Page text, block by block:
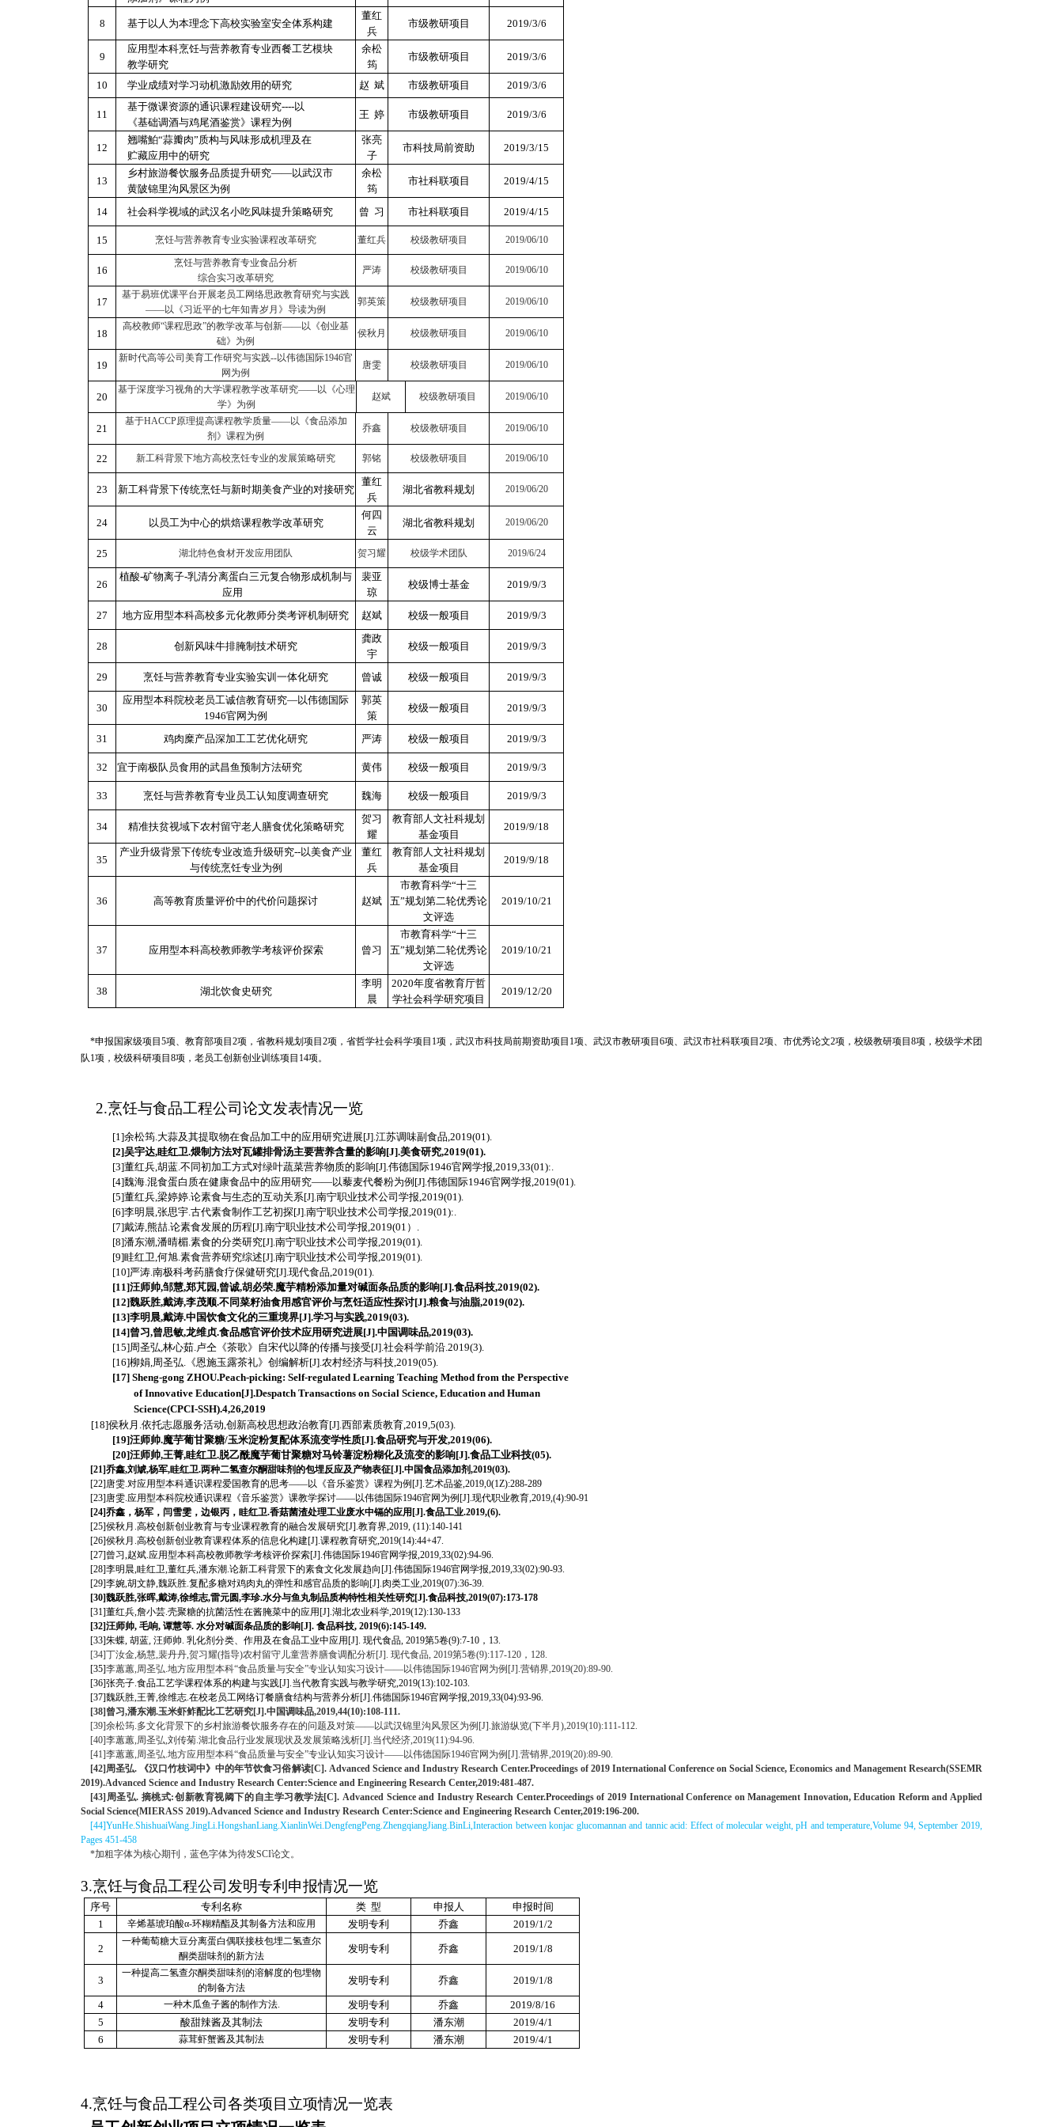
8 基于以人为本理念下高校实验室安全体系构建
董红
兵
市级教研项目 2019/3/6
9
应用型本科烹饪与营养教育专业西餐工艺模块
教学研究
余松
筠
市级教研项目 2019/3/6
10 学业成绩对学习动机激励效用的研究 赵 斌 市级教研项目 2019/3/6
11
基于微课资源的通识课程建设研究----以
《基础调酒与鸡尾酒鉴赏》课程为例
王 婷 市级教研项目 2019/3/6
12
翘嘴鮊“蒜瓣肉”质构与风味形成机理及在
贮藏应用中的研究
张亮
子
市科技局前资助 2019/3/15
13
乡村旅游餐饮服务品质提升研究——以武汉市
黄陂锦里沟风景区为例
余松
筠
市社科联项目 2019/4/15
14 社会科学视域的武汉名小吃风味提升策略研究 曾 习 市社科联项目 2019/4/15
15 烹饪与营养教育专业实验课程改革研究 董红兵 校级教研项目 2019/06/10
16
烹饪与营养教育专业食品分析
综合实习改革研究
严涛 校级教研项目 2019/06/10
17
基于易班优课平台开展老员工网络思政教育研究与实践
——以《习近平的七年知青岁月》导读为例
郭英策 校级教研项目 2019/06/10
18
高校教师“课程思政”的教学改革与创新——以《创业基
础》为例
侯秋月 校级教研项目 2019/06/10
19
新时代高等公司美育工作研究与实践--以伟德国际1946官
网为例
唐雯 校级教研项目 2019/06/10
20
基于深度学习视角的大学课程教学改革研究——以《心理
学》为例
赵斌 校级教研项目 2019/06/10
21
基于HACCP原理提高课程教学质量——以《食品添加
剂》课程为例
乔鑫 校级教研项目 2019/06/10
22 新工科背景下地方高校烹饪专业的发展策略研究 郭铭 校级教研项目 2019/06/10
23 新工科背景下传统烹饪与新时期美食产业的对接研究
董红
兵
湖北省教科规划 2019/06/20
24 以员工为中心的烘焙课程教学改革研究
何四
云
湖北省教科规划 2019/06/20
25 湖北特色食材开发应用团队 贺习耀 校级学术团队 2019/6/24
26
植酸-矿物离子-乳清分离蛋白三元复合物形成机制与
应用
裴亚
琼
校级博士基金 2019/9/3
27 地方应用型本科高校多元化教师分类考评机制研究 赵斌 校级一般项目 2019/9/3
28 创新风味牛排腌制技术研究
龚政
宇
校级一般项目 2019/9/3
29 烹饪与营养教育专业实验实训一体化研究 曾诚 校级一般项目 2019/9/3
30
应用型本科院校老员工诚信教育研究—以伟德国际
1946官网为例
郭英
策
校级一般项目 2019/9/3
31 鸡肉糜产品深加工工艺优化研究 严涛 校级一般项目 2019/9/3
32 宜于南极队员食用的武昌鱼预制方法研究 黄伟 校级一般项目 2019/9/3
33 烹饪与营养教育专业员工认知度调查研究 魏海 校级一般项目 2019/9/3
34 精准扶贫视域下农村留守老人膳食优化策略研究
贺习
耀
教育部人文社科规划
基金项目
2019/9/18
35
产业升级背景下传统专业改造升级研究--以美食产业
与传统烹饪专业为例
董红
兵
教育部人文社科规划
基金项目
2019/9/18
36 高等教育质量评价中的代价问题探讨 赵斌
市教育科学“十三
五”规划第二轮优秀论
文评选
2019/10/21
37 应用型本科高校教师教学考核评价探索 曾习
市教育科学“十三
五”规划第二轮优秀论
文评选
2019/10/21
38 湖北饮食史研究
李明
晨
2020年度省教育厅哲
学社会科学研究项目
2019/12/20
*申报国家级项目5项、 教育部项目 2项，省教科规划项目2项，省哲学社会科学项目1项， 武汉市科技局前期资助项目 1项、武汉市教研项目6项、武汉市社科联项目2项、 市优秀论文2项，校级教研项目8项，校级学术团
队1项，校级科研项目8项， 老员工创新创业训练项目 14项。
2.烹饪与食品工程公司论文发表情况一览
[1]余松筠.大蒜及其提取物在食品加工中的应用研究进展[J].江苏调味副食品,2019(01).
[2]吴宇达,眭红卫.煨制方法对瓦罐排骨汤主要营养含量的影响[J].美食研究,2019(01).
[3]董红兵,胡蓝.不同初加工方式对绿叶蔬菜营养物质的影响[J].伟德国际1946官网学报,2019,33(01):.
[4]魏海.混食蛋白质在健康食品中的应用研究——以藜麦代餐粉为例[J].伟德国际1946官网学报,2019(01).
[5]董红兵,梁婷婷.论素食与生态的互动关系[J].南宁职业技术公司学报,2019(01).
[6]李明晨,张思宇.古代素食制作工艺初探[J].南宁职业技术公司学报,2019(01):.
[7]戴涛,熊喆.论素食发展的历程[J].南宁职业技术公司学报,2019(01 ） .
[8]潘东潮,潘晴楣.素食的分类研究[J].南宁职业技术公司学报,2019(01).
[9]眭红卫,何旭.素食营养研究综述[J].南宁职业技术公司学报,2019(01).
[10]严涛.南极科考药膳食疗保健研究[J].现代食品,2019(01).
[11]汪师帅,邹慧,郑芃园,曾诚,胡必荣.魔芋精粉添加量对碱面条品质的影响[J].食品科技,2019(02).
[12]魏跃胜,戴涛,李茂顺.不同菜籽油食用感官评价与烹饪适应性探讨[J].粮食与油脂,2019(02).
[13]李明晨,戴涛.中国饮食文化的三重境界[J].学习与实践,2019(03).
[14]曾习,曾思敏,龙维贞.食品感官评价技术应用研究进展[J].中国调味品,2019(03).
[15]周圣弘,林心茹.卢仝《茶歌》自宋代以降的传播与接受[J].社会科学前沿.2019(3).
[16]柳娟,周圣弘.《恩施玉露茶礼》创编解析[J].农村经济与科技,2019(05).
[17] Sheng-gong ZHOU.Peach-picking: Self-regulated Learning Teaching Method from the Perspective
of Innovative Education[J].Despatch Transactions on Social Science, Education and Human
Science(CPCI-SSH).4,26,2019
[18]侯秋月.依托志愿服务活动,创新高校思想政治教育[J].西部素质教育,2019,5(03).
[19]汪师帅.魔芋葡甘聚糖/玉米淀粉复配体系流变学性质[J].食品研究与开发,2019(06).
[20]汪师帅,王菁,眭红卫.脱乙酰魔芋葡甘聚糖对马铃薯淀粉糊化及流变的影响[J].食品工业科技(05).
[21]乔鑫,刘虓,杨军,眭红卫.两种二氢查尔酮甜味剂的包埋反应及产物表征[J].中国食品添加剂,2019(03).
[22]唐雯.对应用型本科通识课程爱国教育的思考——以《音乐鉴赏》课程为例[J].艺术品鉴,2019,0(1Z):288-289
[23]唐雯.应用型本科院校通识课程《音乐鉴赏》课教学探讨——以伟德国际1946官网为例[J].现代职业教育,2019,(4):90-91
[24]乔鑫，杨军，闫雪雯，边银丙，眭红卫.香菇菌渣处理工业废水中镉的应用[J].食品工业.2019,(6).
[25]侯秋月.高校创新创业教育与专业课程教育的融合发展研究[J].教育界,2019, (11):140-141
[26]侯秋月.高校创新创业教育课程体系的信息化构建[J].课程教育研究,2019(14):44+47.
[27]曾习,赵斌.应用型本科高校教师教学考核评价探索[J].伟德国际1946官网学报,2019,33(02):94-96.
[28]李明晨,眭红卫,董红兵,潘东潮.论新工科背景下的素食文化发展趋向[J].伟德国际1946官网学报,2019,33(02):90-93.
[29]李婉,胡文静,魏跃胜.复配多糖对鸡肉丸的弹性和感官品质的影响[J].肉类工业,2019(07):36-39.
[30]魏跃胜,张晖,戴涛,徐维志,雷元圆,李珍.水分与鱼丸制品质构特性相关性研究[J].食品科技,2019(07):173-178
[31]董红兵,詹小芸.壳聚糖的抗菌活性在酱腌菜中的应用 [J].湖北农业科学,2019(12):130-133
[32]汪师帅, 毛响, 谭慧等. 水分对碱面条品质的影响[J]. 食品科技, 2019(6):145-149.
[33]朱蝶, 胡蓝, 汪师帅. 乳化剂分类、作用及在食品工业中应用[J]. 现代食品, 2019第5卷(9):7-10，13.
[34]丁汝金,杨慧,裴丹丹,贺习耀(指导)农村留守儿童营养膳食调配分析[J]. 现代食品, 2019第5卷(9):117-120，128.
[35]李蕙蕙,周圣弘.地方应用型本科“食品质量与安全”专业认知实习设计——以伟德国际1946官网为例[J].营销界,2019(20):89-90.
[36]张亮子.食品工艺学课程体系的构建与实践[J].当代教育实践与教学研究,2019(13):102-103.
[37]魏跃胜,王菁,徐维志.在校老员工网络订餐膳食结构与营养分析[J].伟德国际1946官网学报,2019,33(04):93-96.
[38]曾习,潘东潮.玉米虾鲊配比工艺研究[J].中国调味品,2019,44(10):108-111.
[39]余松筠.多文化背景下的乡村旅游餐饮服务存在的问题及对策——以武汉锦里沟风景区为例[J].旅游纵览(下半月),2019(10):111-112.
[40]李蕙蕙,周圣弘,刘传菊.湖北食品行业发展现状及发展策略浅析[J].当代经济,2019(11):94-96.
[41]李蕙蕙,周圣弘.地方应用型本科“食品质量与安全”专业认知实习设计——以伟德国际1946官网为例[J].营销界,2019(20):89-90.
[42]周圣弘. 《汉口竹枝词中》中的年节饮食习俗解读[C]. Advanced Science and Industry Research Center.Proceedings of 2019 International Conference on Social Science, Economics and Management Research(SSEMR
2019).Advanced Science and Industry Research Center:Science and Engineering Research Center,2019:481-487.
[43]周圣弘. 摘桃式:创新教育视阈下的自主学习教学法[C]. Advanced Science and Industry Research Center.Proceedings of 2019 International Conference on Management Innovation, Education Reform and Applied
Social Science(MIERASS 2019).Advanced Science and Industry Research Center:Science and Engineering Research Center,2019:196-200.
[44]YunHe.ShishuaiWang.JingLi.HongshanLiang.XianlinWei.DengfengPeng.ZhengqiangJiang.BinLi,Interaction between konjac glucomannan and tannic acid: Effect of molecular weight, pH and temperature,Volume 94, September 2019,
Pages 451-458
*加粗字体为核心期刊，蓝色字体为待发SCI论文。
3.烹饪与食品工程公司发明专利申报情况一览
序号 专利名称 类 型 申报人
申报时间
1
辛烯基琥珀酸α-环糊精酯及其制备方法和应用 发明专利 乔鑫 2019/1/2
2
一种葡萄糖大豆分离蛋白偶联接枝包埋二氢查尔
酮类甜味剂的新方法
发明专利 乔鑫 2019/1/8
3
一种提高二氢查尔酮类甜味剂的溶解度的包埋物
的制备方法
发明专利 乔鑫 2019/1/8
4 一种木瓜鱼子酱的制作方法. 发明专利 乔鑫
2019/8/16
5
酸甜辣酱及其制法 发明专利 潘东潮
2019/4/1
6
蒜茸虾蟹酱及其制法 发明专利 潘东潮 2019/4/1
4.烹饪与食品工程公司各类项目立项情况一览表